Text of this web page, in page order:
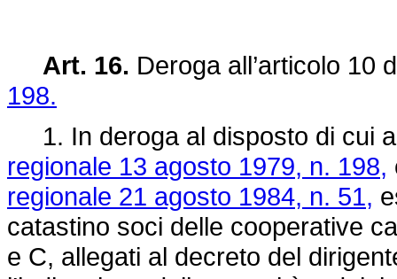
Art. 16. Deroga all’articolo 10
198.
1. In deroga al disposto di cui
regionale 13 agosto 1979, n. 198,
regionale 21 agosto 1984, n. 51,
catastino soci delle cooperative
e C, allegati al decreto del